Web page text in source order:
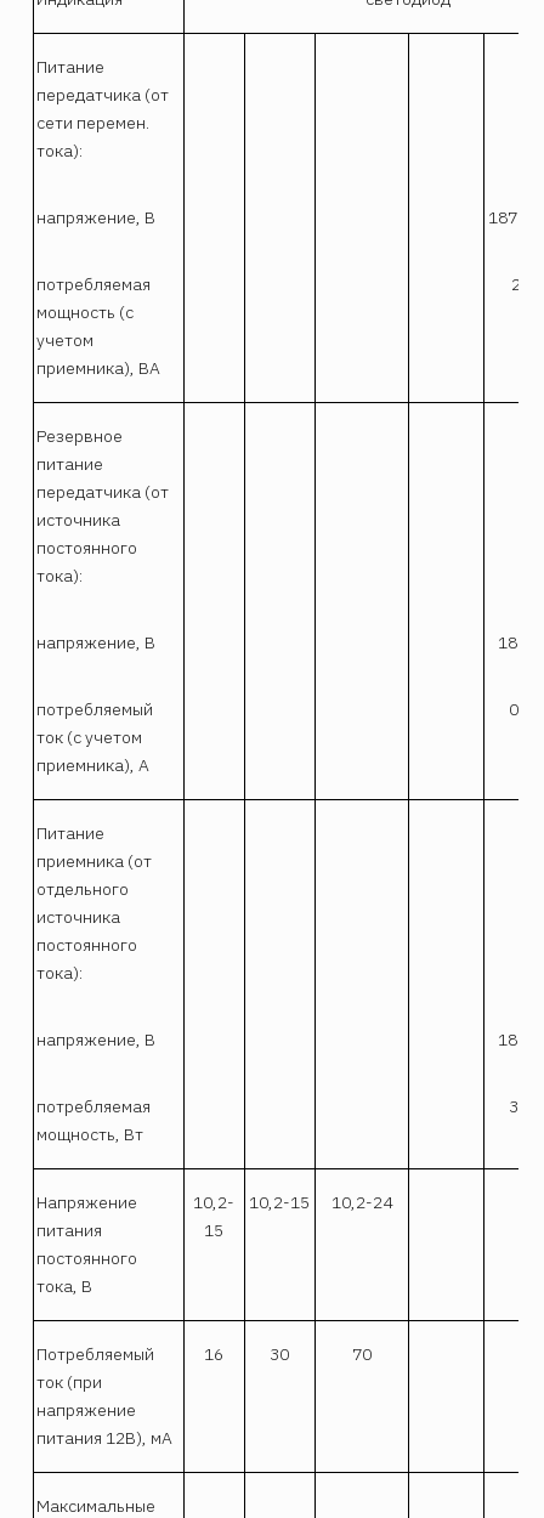
Питание
передатчика (от
сети перемен.
тока):
напряжение, В 187-
потребляемая
мощность (с
учетом
приемника), ВА
28
Резервное
питание
передатчика (от
источника
постоянного
тока):
напряжение, В 18-27
потребляемый
ток (с учетом
приемника), А
0,5
Питание
приемника (от
отдельного
источника
постоянного
тока):
напряжение, В 18-36
потребляемая
мощность, Вт
3,5
Напряжение
питания
постоянного
тока, В
10,2-
15
10,2-15 10,2-24
Потребляемый
ток (при
напряжение
питания 12B), мА
16 30 70
Максимальные